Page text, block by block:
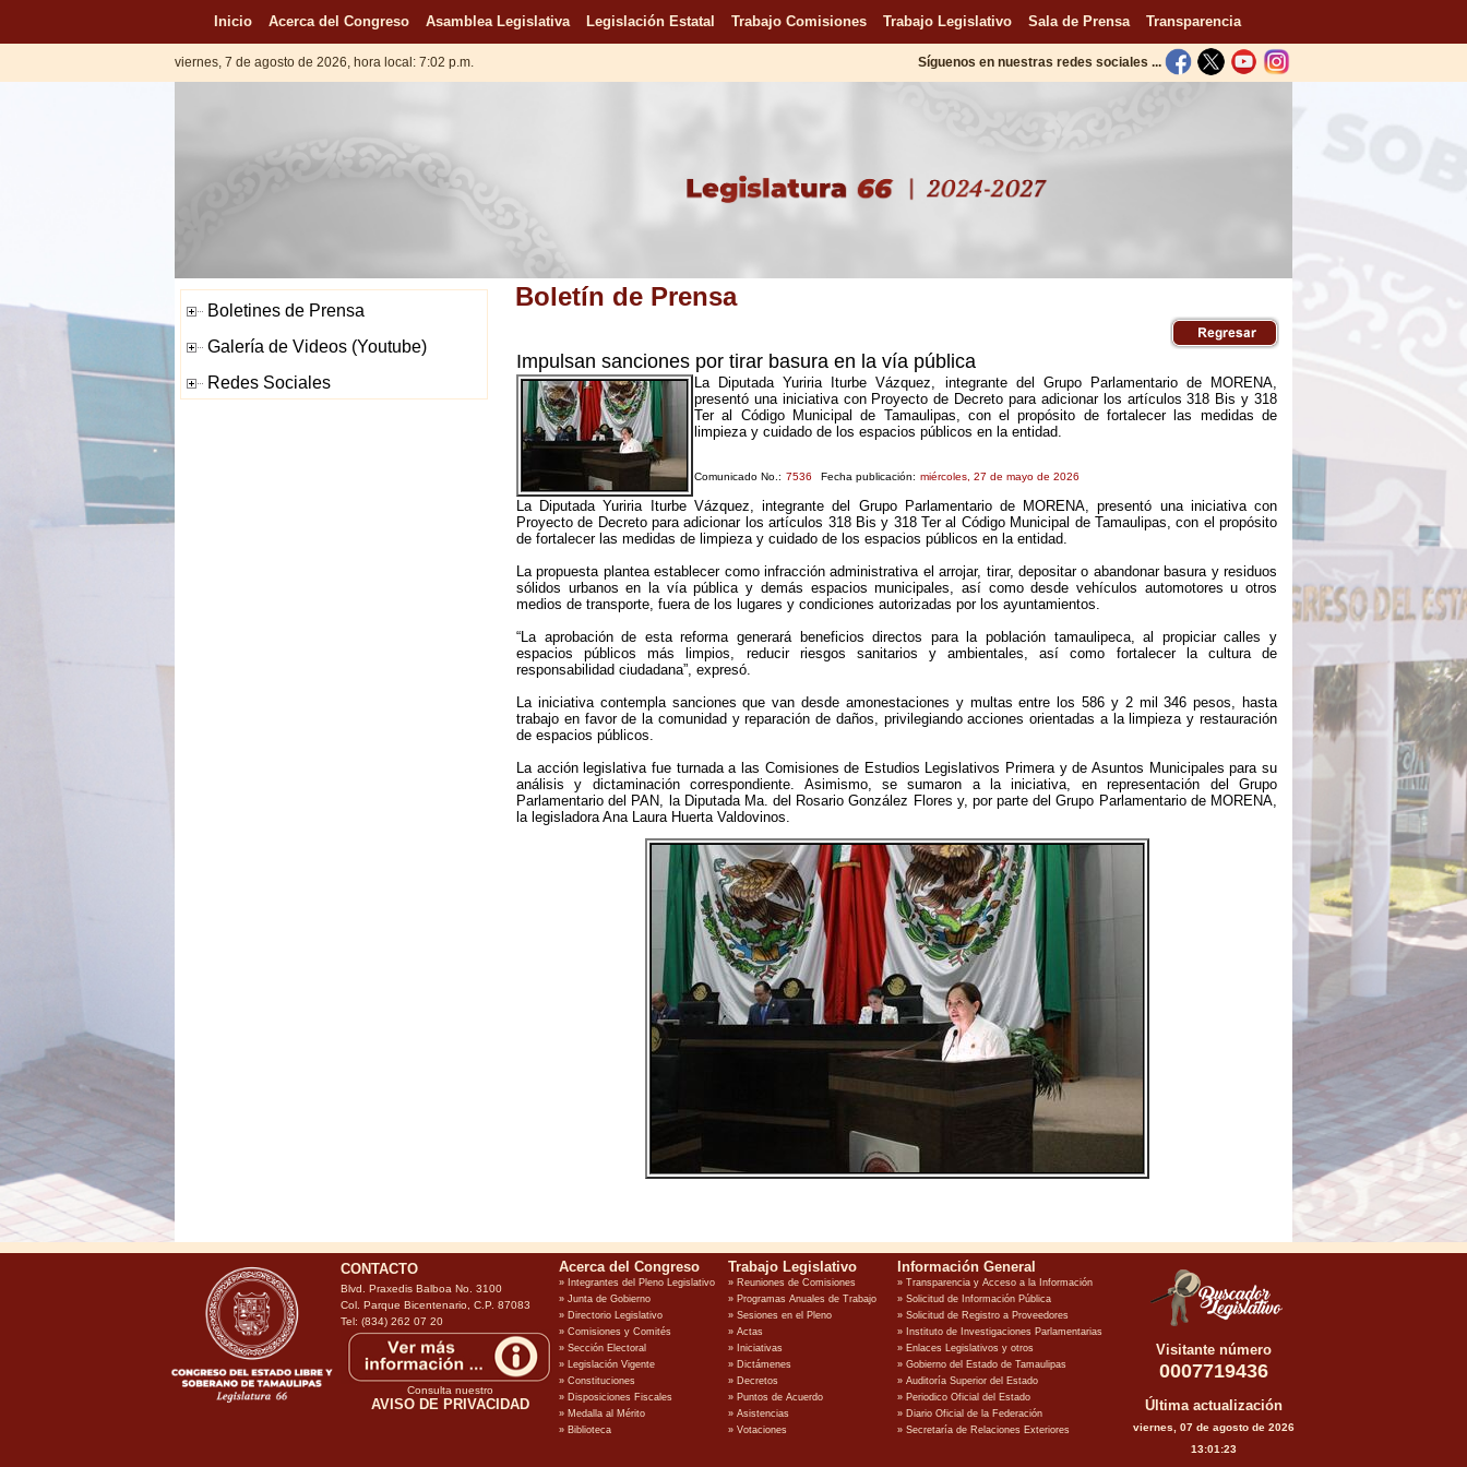
Inicio Acerca del Congreso Asamblea Legislativa Legislación Estatal Trabajo Comisiones Trabajo Legislativo Sala de Prensa Transparencia
viernes, 7 de agosto de 2026, hora local: 7:02 p.m. Síguenos en nuestras redes sociales ...
Boletín de Prensa
Impulsan sanciones por tirar basura en la vía pública
La Diputada Yuriria Iturbe Vázquez, integrante del Grupo Parlamentario de MORENA,
presentó una iniciativa con Proyecto de Decreto para adicionar los artículos 318 Bis y 318
Ter al Código Municipal de Tamaulipas, con el propósito de fortalecer las medidas de
limpieza y cuidado de los espacios públicos en la entidad.
Comunicado No.: 7536 Fecha publicación: miércoles, 27 de mayo de 2026
La Diputada Yuriria Iturbe Vázquez, integrante del Grupo Parlamentario de MORENA, presentó una iniciativa con
Proyecto de Decreto para adicionar los artículos 318 Bis y 318 Ter al Código Municipal de Tamaulipas, con el propósito
de fortalecer las medidas de limpieza y cuidado de los espacios públicos en la entidad.
La propuesta plantea establecer como infracción administrativa el arrojar, tirar, depositar o abandonar basura y residuos
sólidos urbanos en la vía pública y demás espacios municipales, así como desde vehículos automotores u otros
medios de transporte, fuera de los lugares y condiciones autorizadas por los ayuntamientos.
“La aprobación de esta reforma generará beneficios directos para la población tamaulipeca, al propiciar calles y
espacios públicos más limpios, reducir riesgos sanitarios y ambientales, así como fortalecer la cultura de
responsabilidad ciudadana”, expresó.
La iniciativa contempla sanciones que van desde amonestaciones y multas entre los 586 y 2 mil 346 pesos, hasta
trabajo en favor de la comunidad y reparación de daños, privilegiando acciones orientadas a la limpieza y restauración
de espacios públicos.
La acción legislativa fue turnada a las Comisiones de Estudios Legislativos Primera y de Asuntos Municipales para su
análisis y dictaminación correspondiente. Asimismo, se sumaron a la iniciativa, en representación del Grupo
Parlamentario del PAN, la Diputada Ma. del Rosario González Flores y, por parte del Grupo Parlamentario de MORENA,
la legisladora Ana Laura Huerta Valdovinos.
CONTACTO
Blvd. Praxedis Balboa No. 3100
Col. Parque Bicentenario, C.P. 87083
Tel: (834) 262 07 20
Consulta nuestro
AVISO DE PRIVACIDAD